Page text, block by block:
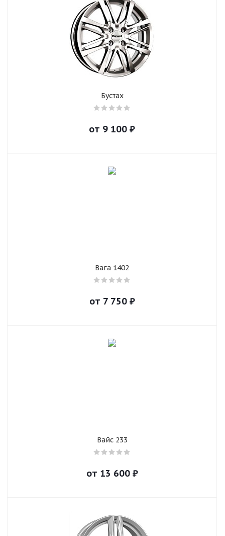
Бустах
от 9 100 ₽
Вага 1402
от 7 750₽
Вайс 233
от 13 600₽